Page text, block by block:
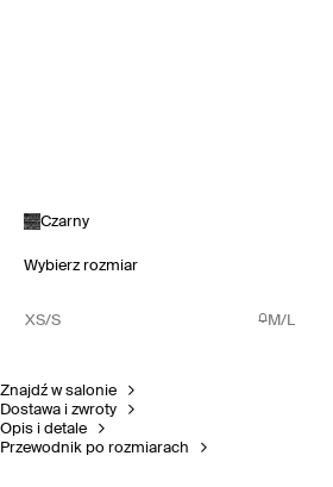
Czarny
Wybierz rozmiar
XS/S M/L
Znajdź w salonie
Dostawa i zwroty
Opis i detale
Przewodnik po rozmiarach